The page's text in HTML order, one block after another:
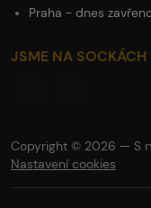
Praha - dnes
JSME NA SOCKÁCH
Copyright © 2026 — S
Nastavení cookies